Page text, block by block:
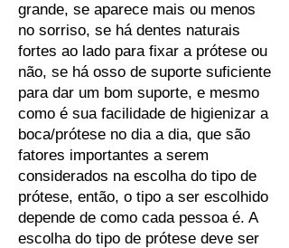
grande, se aparece mais ou menos
no sorriso, se há dentes naturais
fortes ao lado para fixar a prótese ou
não, se há osso de suporte suficiente
para dar um bom suporte, e mesmo
como é sua facilidade de higienizar a
boca/prótese no dia a dia, que são
fatores importantes a serem
considerados na escolha do tipo de
prótese, então, o tipo a ser escolhido
depende de como cada pessoa é. A
escolha do tipo de prótese deve ser